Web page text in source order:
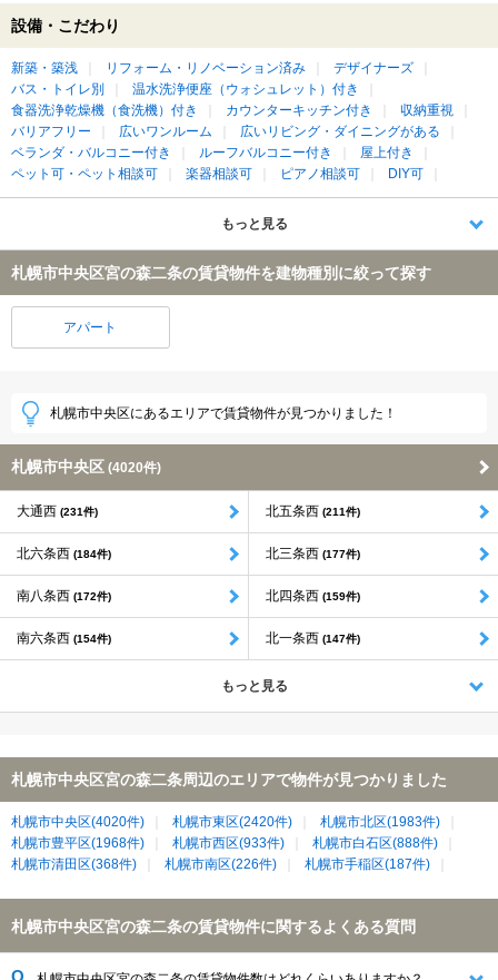
設備・こだわり
新築・築浅 リフォーム・リノベーション済み
デザイナーズ
バス・トイレ別
温水洗浄便座（ウォシュレット）付き
食器洗浄乾燥機（食洗機）付き
カウンターキッチン付き
収納重視
バリアフリー
広いワンルーム
広いリビング・ダイニングがある
ベランダ・バルコニー付き
ルーフバルコニー付き
屋上付き
ペット可・ペット相談可
楽器相談可 ピアノ相談可 DIY可
もっと見る
札幌市中央区宮の森二条の賃貸物件を建物種別に絞って探す
アパート
札幌市中央区にあるエリアで賃貸物件が見つかりました！
札幌市中央区 (4020件)
大通西 (231件) 北五条西 (211件)
北六条西 (184件) 北三条西 (177件)
南八条西 (172件) 北四条西 (159件)
南六条西 (154件) 北一条西 (147件)
もっと見る
札幌市中央区宮の森二条周辺のエリアで物件が見つかりました
札幌市中央区(4020件) 札幌市東区(2420件)
札幌市北区(1983件)
札幌市豊平区(1968件)
札幌市西区(933件)
札幌市白石区(888件)
札幌市清田区(368件)
札幌市南区(226件) 札幌市手稲区(187件)
札幌市中央区宮の森二条の賃貸物件に関するよくある質問